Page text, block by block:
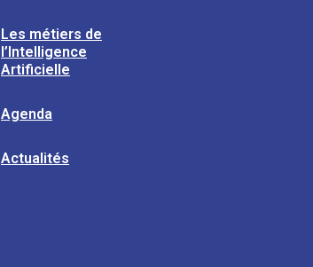
Les métiers de
l’Intelligence
Artificielle
Agenda
Actualités